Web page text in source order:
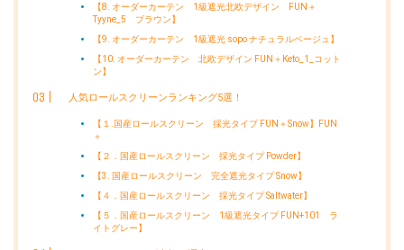
【8. オーダーカーテン 1級遮光北欧デザイン FUN＋
Tyyne_5 ブラウン】
【9. オーダーカーテン 1級遮光 sopo ナチュラルベージュ】
【10. オーダーカーテン 北欧デザイン FUN＋Keto_1_コット
ン】
人気ロールスクリーンランキング5選！
【１.国産ロールスクリーン 採光タイプ FUN＋Snow】FUN
＋
【２．国産ロールスクリーン 採光タイプ Powder】
【3. 国産ロールスクリーン 完全遮光タイプ Snow】
【４．国産ロールスクリーン 採光タイプ Saltwater】
【５．国産ロールスクリーン 1級遮光タイプ FUN+101 ラ
イトグレー】